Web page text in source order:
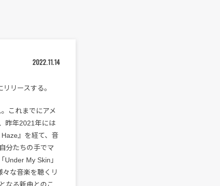
2022.11.14
リースする。
これまでにアメ
昨年2021年には
』を経て、音
分たちの手でマ
Under My Skin」
な音楽を聴くリ